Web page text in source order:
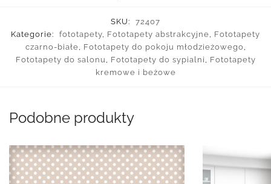
SKU:
72407
Kategorie:
fototapety, Fototapety abstrakcyjne, Fototapety
czarno-białe, Fototapety do pokoju młodzieżowego,
Fototapety do salonu , Fototapety do sypialni , Fototapety
kremowe i beżowe
Podobne produkty